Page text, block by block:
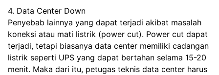
4. Data Center Down
Penyebab lainnya yang dapat terjadi akibat masalah
koneksi atau mati listrik (power cut). Power cut dapat
terjadi, tetapi biasanya data center memiliki cadangan
listrik seperti UPS yang dapat bertahan selama 15-20
menit. Maka dari itu, petugas teknis data center harus